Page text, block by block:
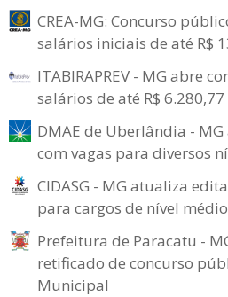
CREA-MG: Concurso
salários iniciais de até R$
ITABIRAPREV - MG abre
salários de até R$ 6.280,77
DMAE de Uberlândia -
com vagas para diversos
CIDASG - MG atualiza
para cargos de nível
Prefeitura de Paracatu -
retificado de concurso
Municipal